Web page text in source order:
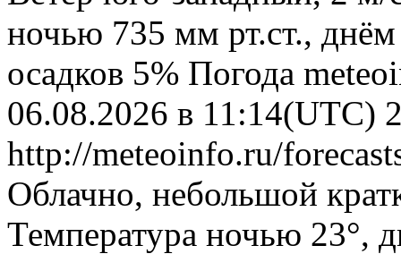
ночью 735 мм рт.ст.,
осадков 5% Погода
06.08.2026 в 11:14(UTC)
http://meteoinfo.ru/
Облачно, небольшой
Температура ночью 23°,